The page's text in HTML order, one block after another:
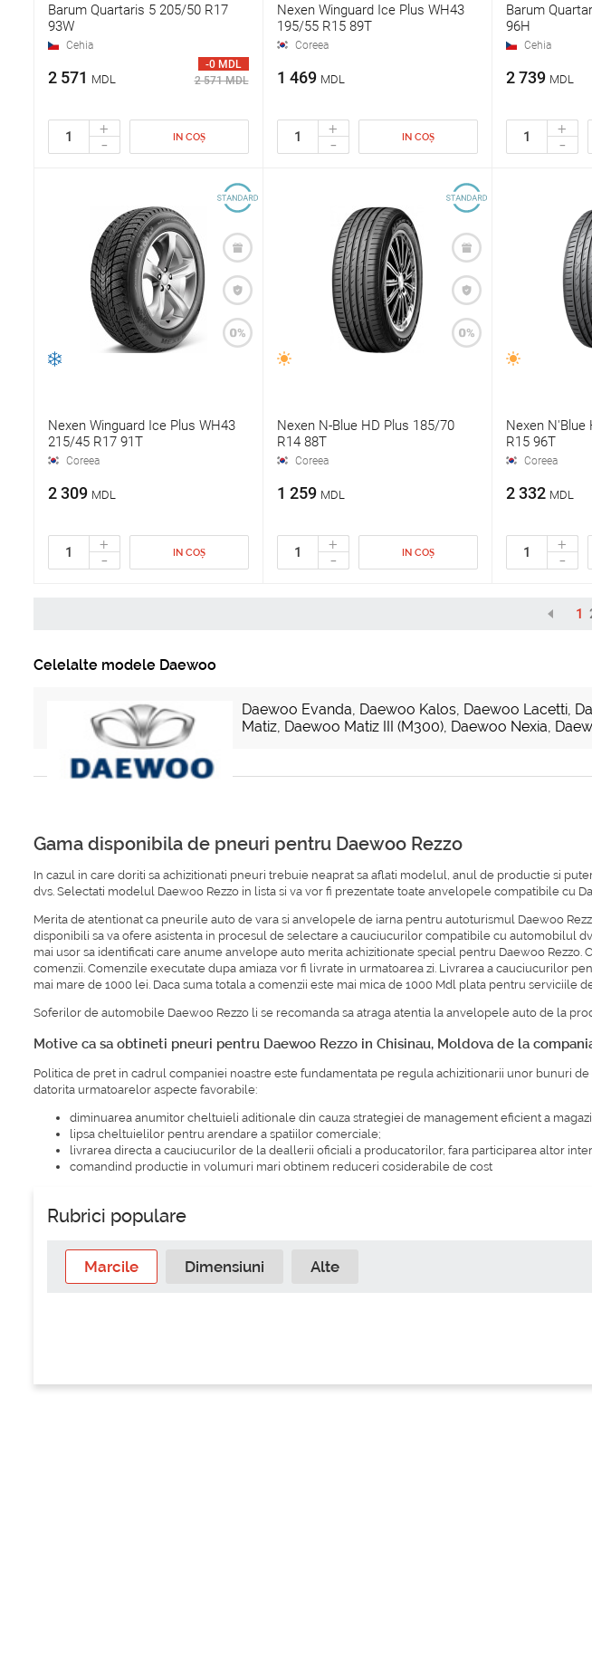
Barum Quartaris 5 205/50 R17
93W
Cehia
2 571 MDL
-0 MDL
2 571 MDL
+
- IN COȘ
Nexen Winguard Ice Plus WH43
195/55 R15 89T
Coreea
1 469 MDL
+
- IN COȘ
Barum
96H
Cehia
2 739 MDL
+
-
Nexen Winguard Ice Plus WH43
215/45 R17 91T
Coreea
2 309 MDL
+
- IN COȘ
Nexen N-Blue HD Plus 185/70
R14 88T
Coreea
1 259 MDL
+
- IN COȘ
Nexen N'Blue
R15 96T
Coreea
2 332 MDL
+
-
1
Celelalte modele Daewoo
Daewoo Evanda, Daewoo Kalos, Daewoo Lacetti,
Matiz, Daewoo Matiz III (M300), Daewoo Nexia,
Gama disponibila de pneuri pentru Daewoo Rezzo
In cazul in care doriti sa achizitionati pneuri trebuie neaprat sa aflati modelul, anul de productie si
dvs. Selectati modelul Daewoo Rezzo in lista si va vor fi prezentate toate anvelopele compatibile cu
Merita de atentionat ca pneurile auto de vara si anvelopele de iarna pentru autoturismul Daewoo
disponibili sa va ofere asistenta in procesul de selectare a cauciucurilor compatibile cu automobilul
mai usor sa identificati care anume anvelope auto merita achizitionate special pentru Daewoo
comenzii. Comenzile executate dupa amiaza vor fi livrate in urmatoarea zi. Livrarea a cauciucurilor
mai mare de 1000 lei. Daca suma totala a comenzii este mai mica de 1000 Mdl plata pentru serviciile
Soferilor de automobile Daewoo Rezzo li se recomanda sa atraga atentia la anvelopele auto de la
Motive ca sa obtineti pneuri pentru Daewoo Rezzo in Chisinau, Moldova de la
Politica de pret in cadrul companiei noastre este fundamentata pe regula achizitionarii unor bunuri
datorita urmatoarelor aspecte favorabile:
diminuarea anumitor cheltuieli aditionale din cauza strategiei de management eficient a
lipsa cheltuielilor pentru arendare a spatiilor comerciale;
livrarea directa a cauciucurilor de la deallerii oficiali a producatorilor, fara participarea altor
comandind productie in volumuri mari obtinem reduceri cosiderabile de cost
Rubrici populare
Marcile Dimensiuni Alte